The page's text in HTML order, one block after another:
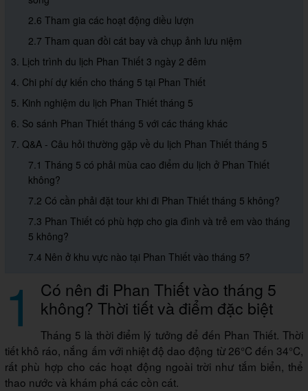
2.6 Tham gia các hoạt động diều lượn
2.7 Tham quan đồi cát bay và chụp ảnh lưu niệm
3. Lịch trình du lịch Phan Thiết 3 ngày 2 đêm
4. Chi phí dự kiến cho tháng 5 tại Phan Thiết
5. Kinh nghiệm du lịch Phan Thiết tháng 5
6. So sánh Phan Thiết tháng 5 với các tháng khác
7. Q&A - Câu hỏi thường gặp về du lịch Phan Thiết tháng 5
7.1 Tháng 5 có phải mùa cao điểm du lịch ở Phan Thiết
không?
7.2 Có cần phải đặt tour khi đi Phan Thiết tháng 5 không?
7.3 Phan Thiết có phù hợp cho gia đình và trẻ em vào tháng
5 không?
7.4 Nên ở khu vực nào tại Phan Thiết vào tháng 5?
1 Có nên đi Phan Thiết vào tháng 5
không? Thời tiết và điểm đặc biệt
Tháng 5 là thời điểm lý tưởng để đến Phan Thiết. Thời
tiết khô ráo, nắng ấm với nhiệt độ dao động từ 26°C đến 34°C,
rất phù hợp cho các hoạt động ngoài trời như tắm biển, thể
thao nước và khám phá các cồn cát.